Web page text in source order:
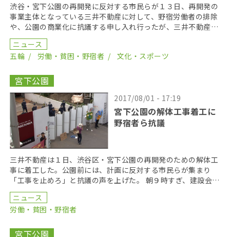
渋谷・宮下公園の再開発に反対する市民らが１３日、再開発の
事業主体となっている三井不動産に対して、野宿労働者の排除
や、公園の商業化に抗議する申し入れ行ったが、三井不動産は
申し入れ書の受け取りを拒否した。 今回、申し入れを行 […]
ニュース
五輪
労働・貧困・野宿者 文化・スポーツ
宮下公園
2017/08/01 - 17:19
宮下公園の解体工事着工に
野宿者ら抗議
三井不動産は１日、渋谷区・宮下公園の再開発のための解体工
事に着工した。公園前には、計画に反対する市民らが集まり
「工事を止めろ」と抗議の声を上げた。 朝９時すぎ、建設会社
の作業員３０人ほどが公園内の重機の移動を開始。チェー […]
ニュース
労働・貧困・野宿者
宮下公園